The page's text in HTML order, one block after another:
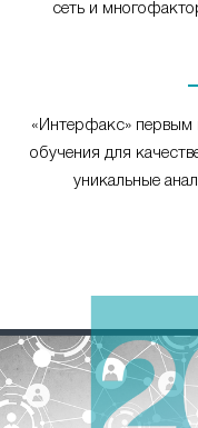
сеть и
«Интерфакс» первым
обучения для
уникальные